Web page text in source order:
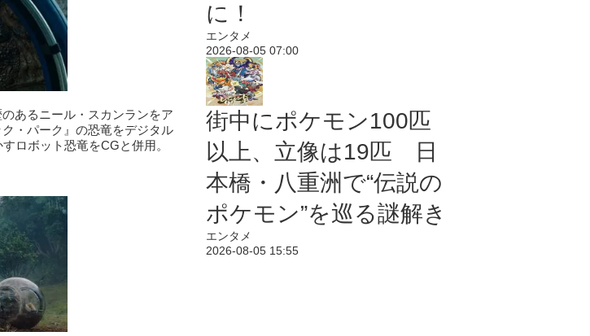
あるニール・スカンランをア
・パーク』の恐竜をデジタル
ロボット恐竜をCGと併用。
に！
エンタメ
2026-08-05 07:00
街中にポケモン100匹
以上、立像は19匹 日
本橋・八重洲で“伝説の
ポケモン”を巡る謎解き
エンタメ
2026-08-05 15:55